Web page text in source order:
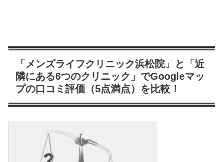
「メンズライフクリニック浜松院」と「近
隣にある6つのクリニック」でGoogleマッ
プの口コミ評価（5点満点）を比較！